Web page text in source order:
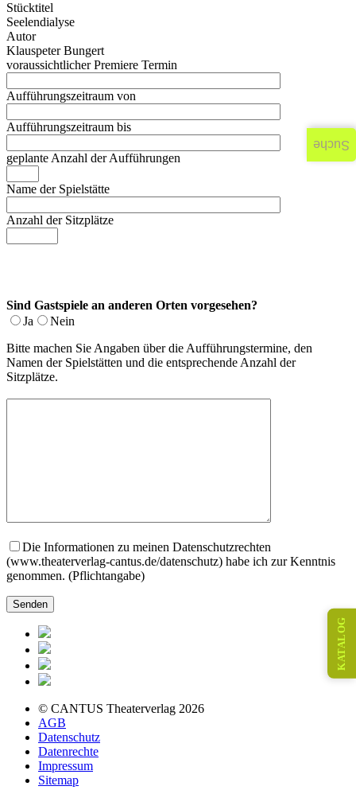
Stücktitel
Seelendialyse
Autor
Klauspeter Bungert
voraussichtlicher Premiere Termin
Aufführungszeitraum von
Aufführungszeitraum bis
geplante Anzahl der Aufführungen
Name der Spielstätte
Anzahl der Sitzplätze
Sind Gastspiele an anderen Orten vorgesehen?
Ja
Nein
Bitte machen Sie Angaben über die Aufführungstermine, den
Namen der Spielstätten und die entsprechende Anzahl der
Sitzplätze.
Die Informationen zu meinen Datenschutzrechten
(www.theaterverlag-cantus.de/datenschutz) habe ich zur Kenntnis
genommen. (Pflichtangabe)
© CANTUS Theaterverlag 2026
AGB
Datenschutz
Datenrechte
Impressum
Sitemap
KATALOG
Suche